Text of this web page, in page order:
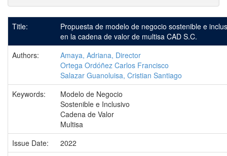
Title:
Propuesta de modelo de negocio sostenible e
en la cadena de valor de multisa CAD S.C.
Authors:
Amaya, Adriana, Director
Ortega Ordóñez Carlos Francisco
Salazar Guanoluisa, Cristian Santiago
Keywords:
Modelo de Negocio
Sostenible e Inclusivo
Cadena de Valor
Multisa
Issue Date:
2022